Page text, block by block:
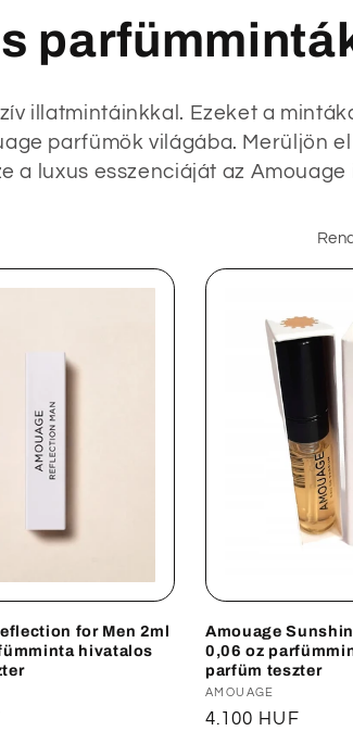
illatmintáinkkal. Ezeket a
parfümök világába. Merüljön
a luxus esszenciáját az
for Men 2ml
hivatalos
Amouage
0,06 oz
parfüm teszter
Forgalmazó:
AMOUAGE
Normál
4.100 HUF